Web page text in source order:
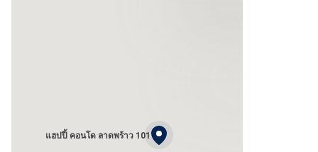
แฮปปี้ คอนโด ลาดพร้าว 101